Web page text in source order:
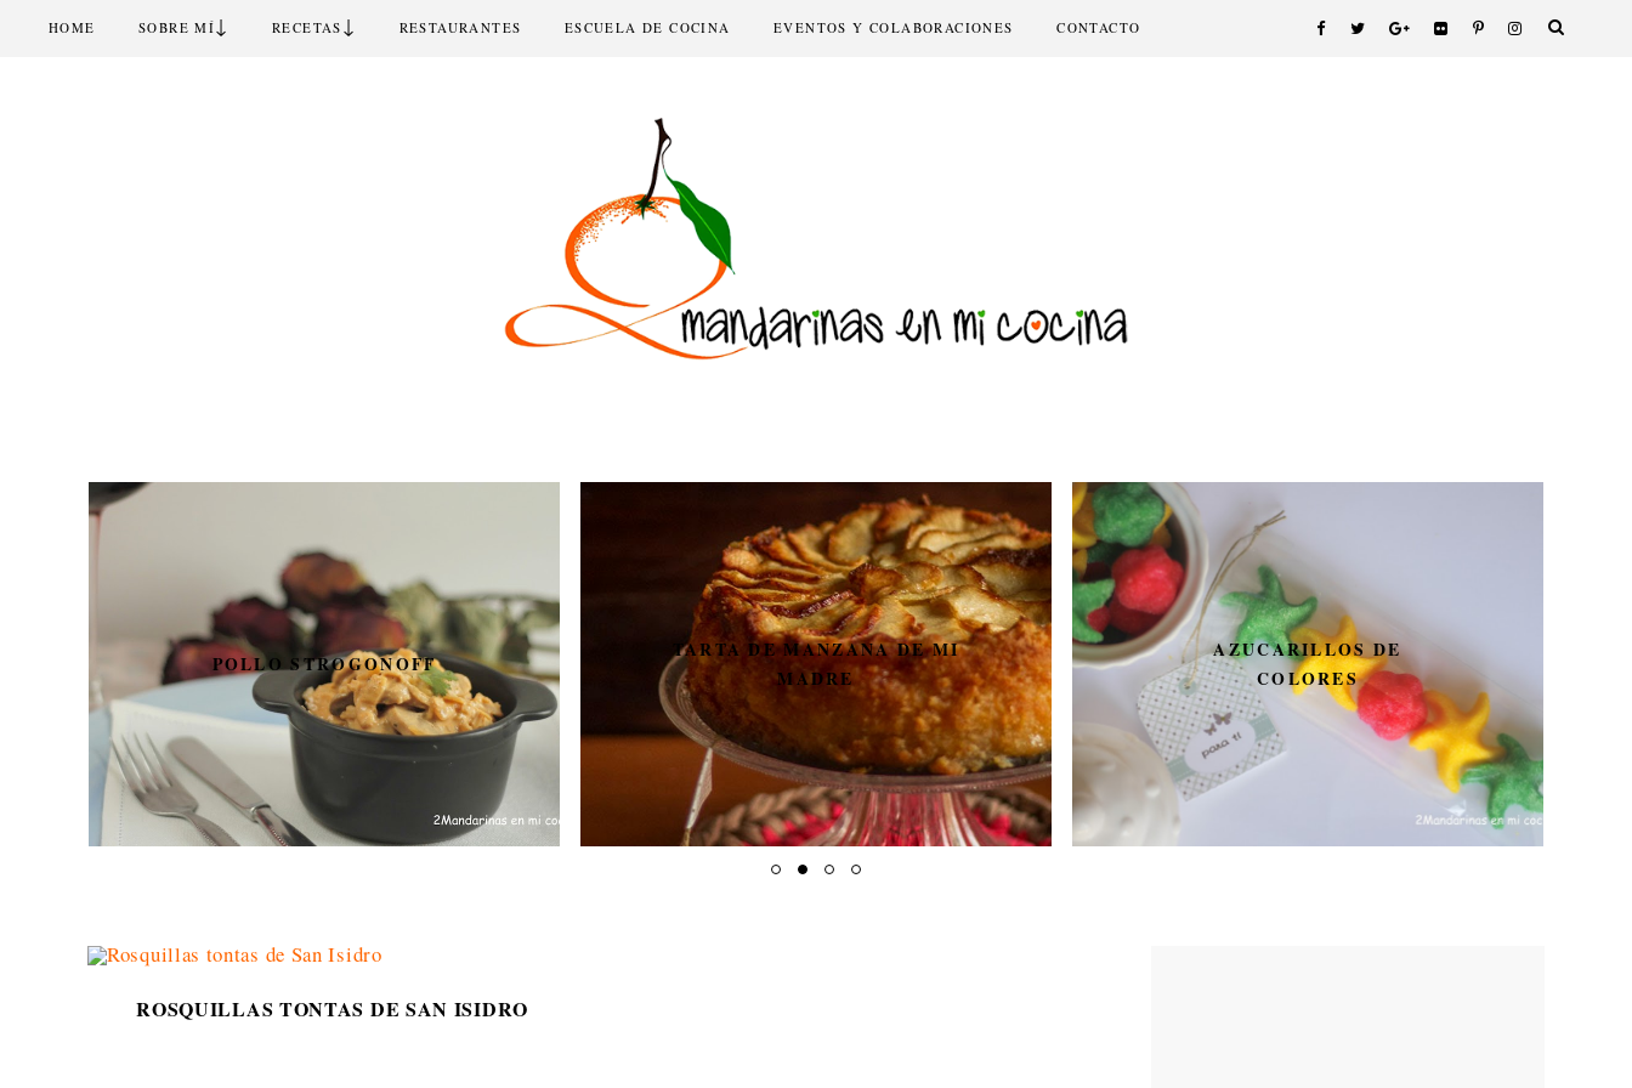
HOME SOBRE MÍ↓ RECETAS ↓ RESTAURANTES ESCUELA DE COCINA EVENTOS Y COLABORACIONES CONTACTO
POLLO STROGONOFF
TARTA DE MANZANA DE MI
MADRE
AZUCARILLOS DE
COLORES
ROSQUILLAS TONTAS DE SAN ISIDRO